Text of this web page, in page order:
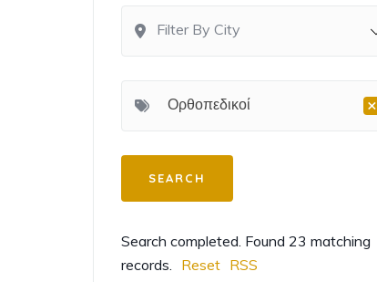
Filter By City
×
Ορθοπεδικοί
Search completed. Found 23 matching
records.
Reset RSS